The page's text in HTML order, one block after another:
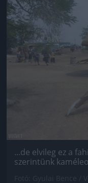
...de elvileg ez a
szerintünk